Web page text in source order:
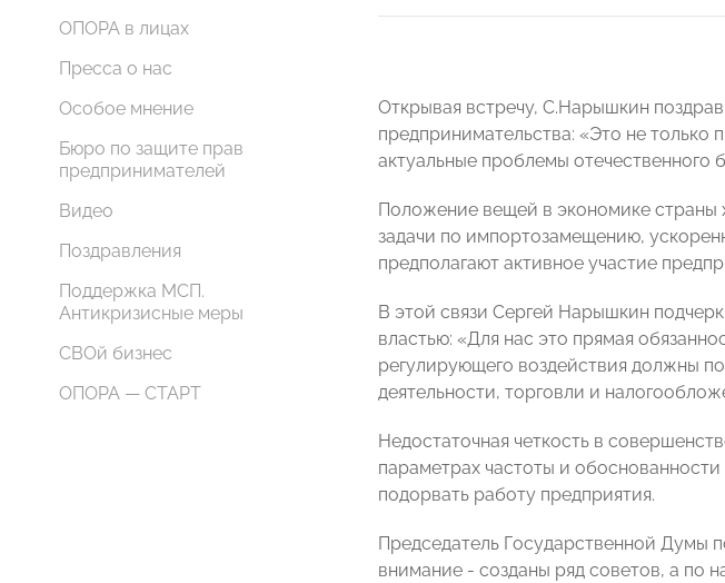
ОПОРА в лицах
Пресса о нас
Особое мнение
Бюро по защите прав
предпринимателей
Видео
Поздравления
Поддержка МСП.
Антикризисные меры
СВОй бизнес
ОПОРА — СТАРТ
Открывая встречу, С.Нарышкин
предпринимательства: «Это не
актуальные проблемы отечественного
Положение вещей в экономике страны
задачи по импортозамещению,
предполагают активное участие
В этой связи Сергей Нарышкин
властью: «Для нас это прямая
регулирующего воздействия должны
деятельности, торговли и
Недостаточная четкость в
параметрах частоты и
подорвать работу предприятия.
Председатель Государственной Думы
внимание - созданы ряд советов, а по